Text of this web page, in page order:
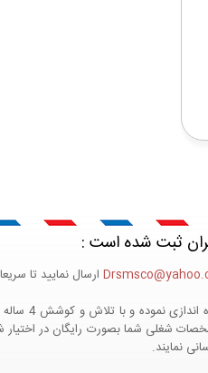
ثبت شده است :
ارسال نمایید تا
پرتال مشاغل
شما بصورت رایگان در اختیار
نمایند.